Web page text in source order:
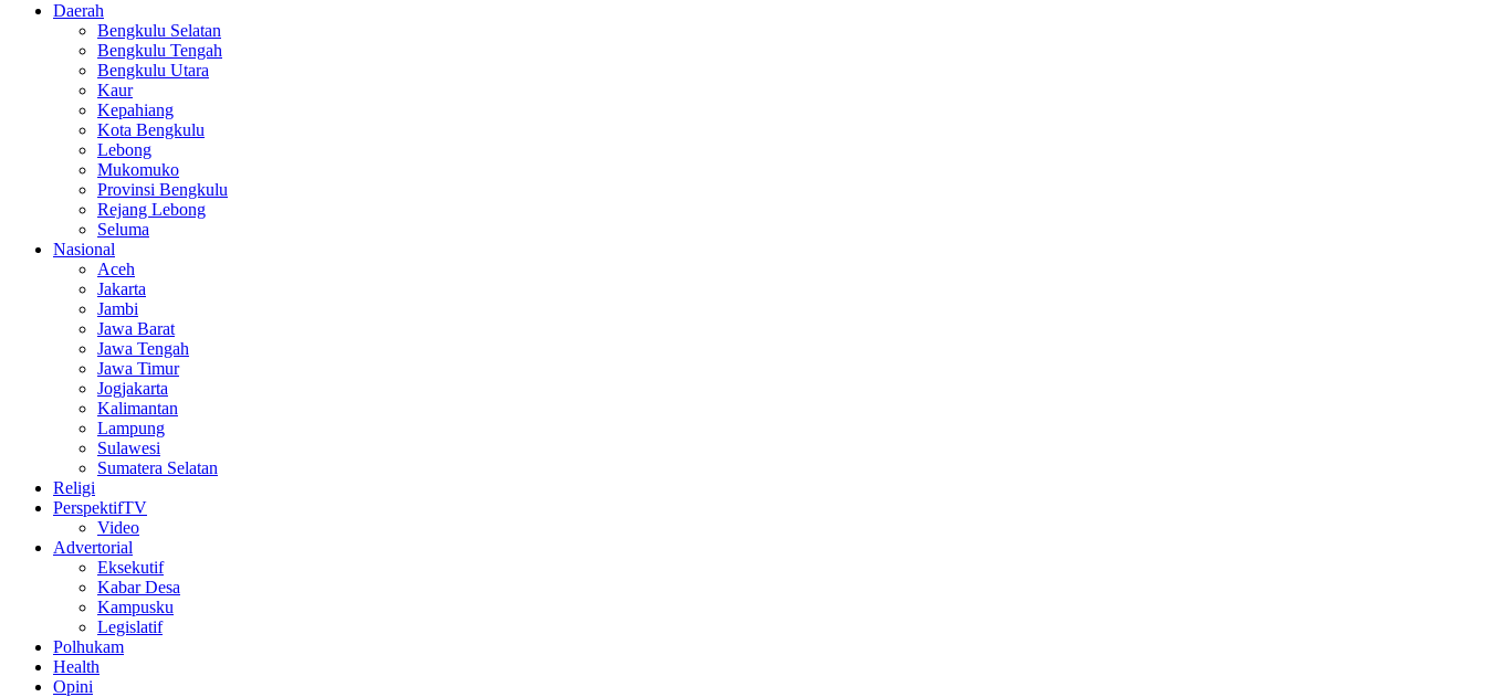
Daerah
Bengkulu Selatan
Bengkulu Tengah
Bengkulu Utara
Kaur
Kepahiang
Kota Bengkulu
Lebong
Mukomuko
Provinsi Bengkulu
Rejang Lebong
Seluma
Nasional
Aceh
Jakarta
Jambi
Jawa Barat
Jawa Tengah
Jawa Timur
Jogjakarta
Kalimantan
Lampung
Sulawesi
Sumatera Selatan
Religi
PerspektifTV
Video
Advertorial
Eksekutif
Kabar Desa
Kampusku
Legislatif
Polhukam
Health
Opini